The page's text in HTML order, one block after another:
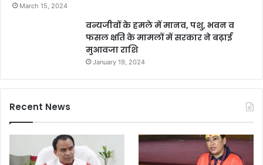
March 15, 2024
वन्यजीवों के हमले में मानव, पशु, भवन व
फसल क्षति के मामलों में सरकार ने बढ़ाई
मुआवजा राशि
January 19, 2024
Recent News